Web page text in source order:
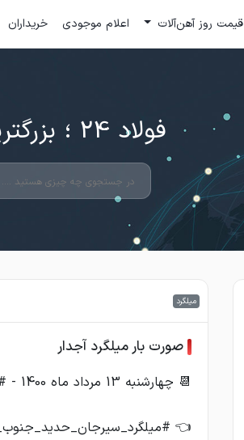
قیمت روز آهن‌آلات اعلام موجودی خریداران
فولاد 24 ؛ بزرگترین مرکز تجارت آنلاین فلزات
میلگرد
صورت بار میلگرد آجدار